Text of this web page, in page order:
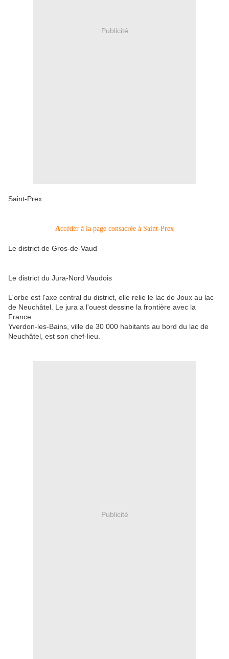
Publicité
Saint-Prex
Accéder à la page consacrée à Saint-Prex
Le district de Gros-de-Vaud
Le district du Jura-Nord Vaudois
L'orbe est l'axe central du district, elle relie le lac de Joux au lac
de Neuchâtel. Le jura a l'ouest dessine la frontière avec la
France.
Yverdon-les-Bains, ville de 30 000 habitants au bord du lac de
Neuchâtel, est son chef-lieu.
Publicité